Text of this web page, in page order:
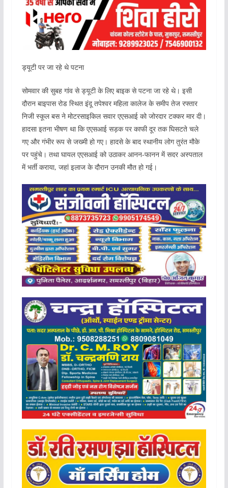
ड्यूटी पर जा रहे थे पटना
सोमवार की सुबह गांव से ड्यूटी के लिए बाइक से पटना जा रहे थे। इसी
दौरान बाइपास रोड स्थित इंदू तपेश्वर महिला कालेज के समीप तेज रफ्तार
निजी स्कूल बस ने मोटरसाइकिल सवार एएसआई को जोरदार टक्कर मार दी।
हादसा इतना भीषण था कि एएसआई सड़क पर काफी दूर तक घिसटते चले
गए और गंभीर रूप से जख्मी हो गए। हादसे के बाद स्थानीय लोग तुरंत मौके
पर पहुंचे। तथा घायल एएसआई को उठाकर आनन-फानन में सदर अस्पताल
में भर्ती कराया, जहां इलाज के दौरान उनकी मौत हो गई।